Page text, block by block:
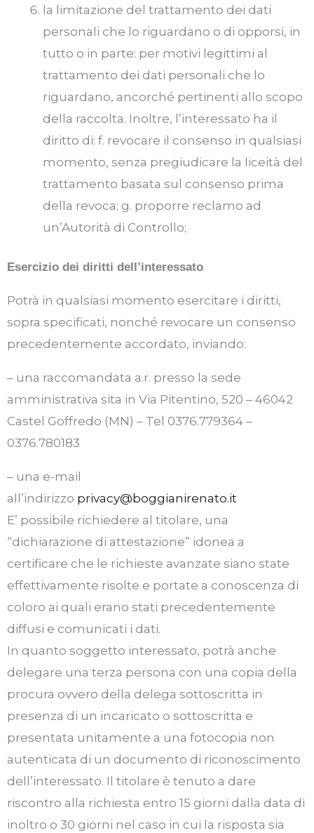
la limitazione del trattamento dei dati
personali che lo riguardano o di opporsi, in
tutto o in parte: per motivi legittimi al
trattamento dei dati personali che lo
riguardano, ancorché pertinenti allo scopo
della raccolta. Inoltre, l’interessato ha il
diritto di: f. revocare il consenso in qualsiasi
momento, senza pregiudicare la liceità del
trattamento basata sul consenso prima
della revoca; g. proporre reclamo ad
un’Autorità di Controllo;
Esercizio dei diritti dell’interessato
Potrà in qualsiasi momento esercitare i diritti,
sopra specificati, nonché revocare un consenso
precedentemente accordato, inviando:
– una raccomandata a.r. presso la sede
amministrativa sita in Via Pitentino, 520 – 46042
Castel Goffredo (MN) – Tel 0376.779364 –
0376.780183
– una e-mail
all’indirizzo privacy@boggianirenato.it
E’ possibile richiedere al titolare, una
“dichiarazione di attestazione” idonea a
certificare che le richieste avanzate siano state
effettivamente risolte e portate a conoscenza di
coloro ai quali erano stati precedentemente
diffusi e comunicati i dati.
In quanto soggetto interessato, potrà anche
delegare una terza persona con una copia della
procura ovvero della delega sottoscritta in
presenza di un incaricato o sottoscritta e
presentata unitamente a una fotocopia non
autenticata di un documento di riconoscimento
dell’interessato. Il titolare è tenuto a dare
riscontro alla richiesta entro 15 giorni dalla data di
inoltro o 30 giorni nel caso in cui la risposta sia